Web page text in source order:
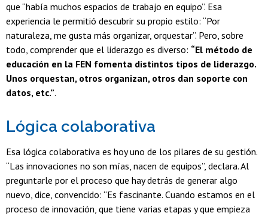
que “había muchos espacios de trabajo en equipo”. Esa
experiencia le permitió descubrir su propio estilo: “Por
naturaleza, me gusta más organizar, orquestar”. Pero, sobre
todo, comprender que el liderazgo es diverso: “El método de
educación en la FEN fomenta distintos tipos de liderazgo.
Unos orquestan, otros organizan, otros dan soporte con
datos, etc.”.
Lógica colaborativa
Esa lógica colaborativa es hoy uno de los pilares de su gestión.
“Las innovaciones no son mías, nacen de equipos”, declara. Al
preguntarle por el proceso que hay detrás de generar algo
nuevo, dice, convencido: “Es fascinante. Cuando estamos en el
proceso de innovación, que tiene varias etapas y que empieza